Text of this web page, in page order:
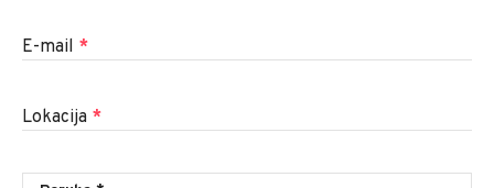
E-mail *
Lokacija *